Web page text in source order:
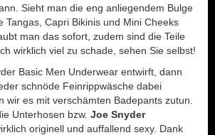
Sieht man die eng anliegendem Bulge
Tangas, Capri Bikinis und Mini Cheeks
man das sofort, zudem sind die Teile
wirklich viel zu schade, sehen Sie selbst!
Basic Men Underwear entwirft, dann
schnöde Feinrippwäsche dabei
wir es mit verschämten Badepants zutun.
Unterhosen bzw. Joe Snyder
originell und auffallend sexy. Dank